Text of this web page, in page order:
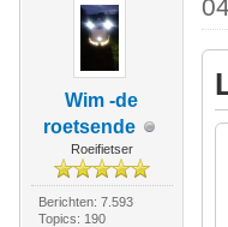
Wim -de
roetsende
Roeifietser
Berichten: 7.593
Topics: 190